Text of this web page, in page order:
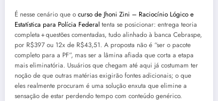
É nesse cenário que o curso de Jhoni Zini – Raciocínio Lógico e
Estatística para Polícia Federal tenta se posicionar: entrega teoria
completa + questões comentadas, tudo alinhado à banca Cebraspe,
por R$397 ou 12x de R$43,51. A proposta não é “ser o pacote
completo para a PF”, mas ser a lâmina afiada que corta a etapa
mais eliminatória. Usuários que chegam até aqui já costumam ter
noção de que outras matérias exigirão fontes adicionais; o que
eles realmente procuram é uma solução enxuta que elimine a
sensação de estar perdendo tempo com conteúdo genérico.